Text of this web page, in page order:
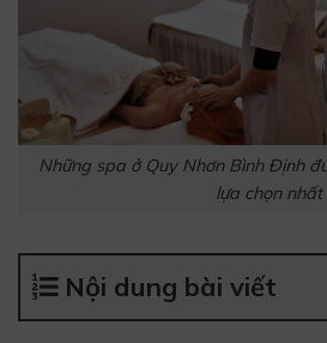
Những spa ở Quy Nhơn Bình Định
lựa chọn nhất
Nội dung bài viết